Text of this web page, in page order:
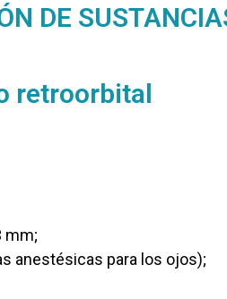
DE
retroorbital
mm;
anestésicas para los ojos);